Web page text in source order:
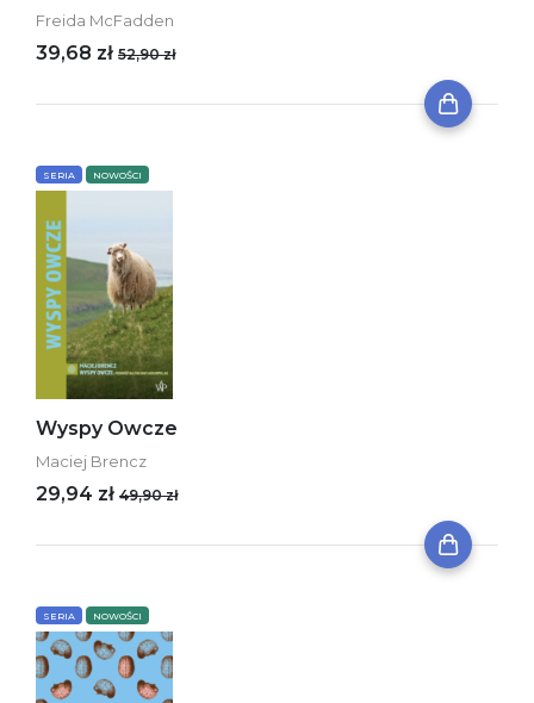
Freida McFadden
39,68 zł 52,90 zł
SERIA NOWOŚCI
Wyspy Owcze
Maciej Brencz
29,94 zł 49,90 zł
SERIA NOWOŚCI